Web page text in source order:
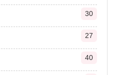
30
27
40